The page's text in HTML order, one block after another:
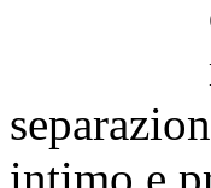
intimo e